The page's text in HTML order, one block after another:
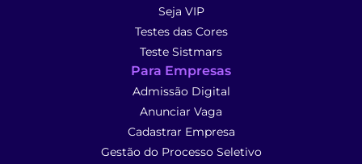
Seja VIP
Testes das Cores
Teste Sistmars
Para Empresas
Admissão Digital
Anunciar Vaga
Cadastrar Empresa
Gestão do Processo Seletivo